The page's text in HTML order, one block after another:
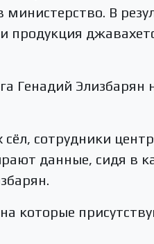
В
продукция
Генадий Элизбарян
сотрудники
данные, сидя в
которые